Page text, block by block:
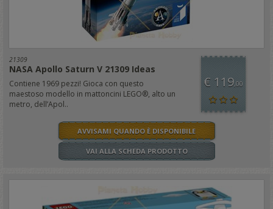
21309
NASA Apollo Saturn V 21309 Ideas
Contiene 1969 pezzi! Gioca con questo
maestoso modello in mattoncini LEGO®, alto un
metro, dell’Apol..
€ 119,00
AVVISAMI QUANDO È DISPONIBILE
VAI ALLA SCHEDA PRODOTTO